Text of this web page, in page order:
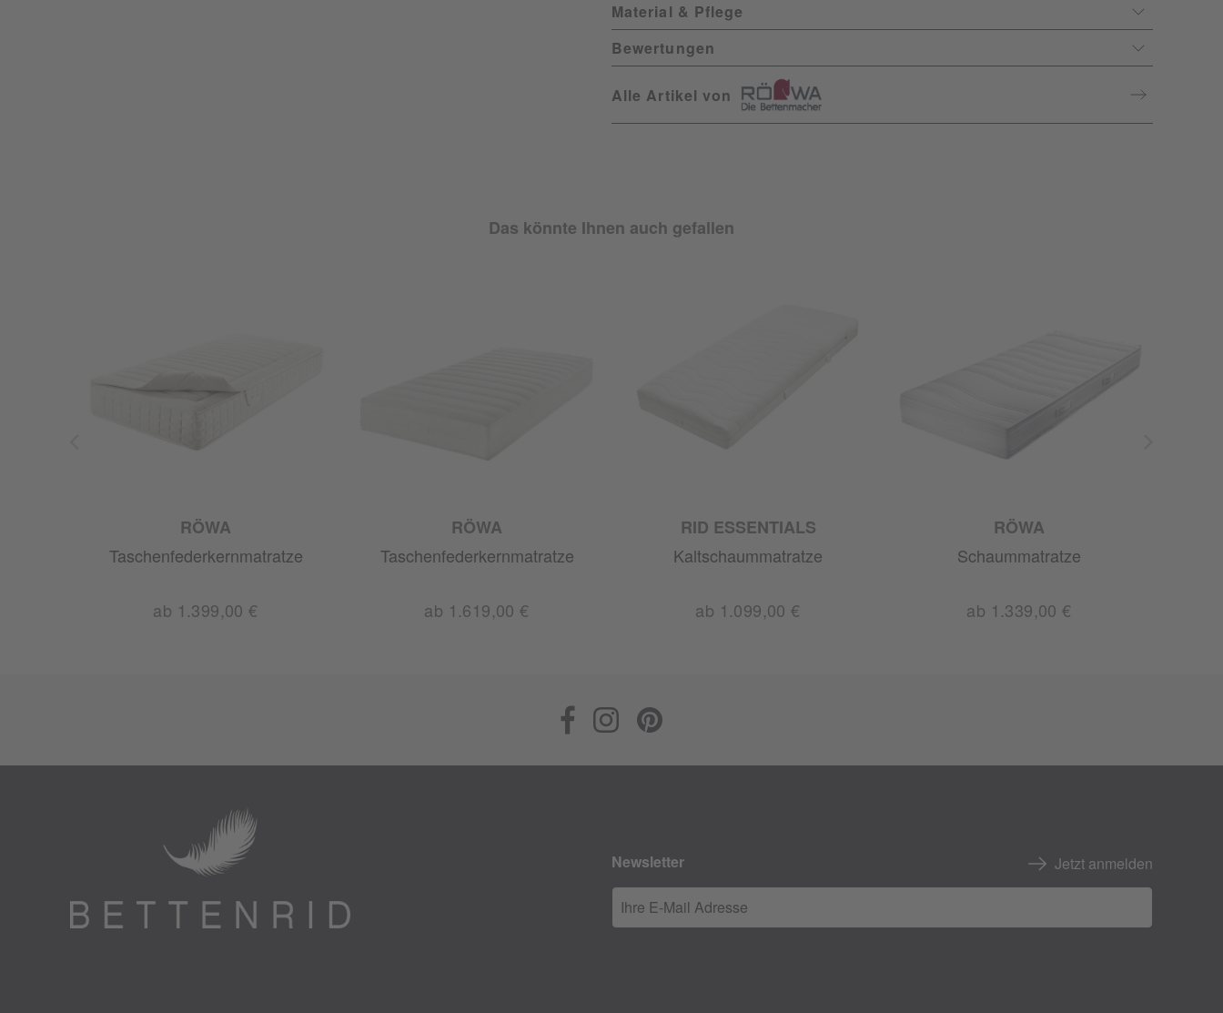
Material & Pflege
Bewertungen
Alle Artikel von
Das könnte Ihnen auch gefallen
RÖWA
Taschenfederkernmatratze
ab 1.399,00 €
RÖWA
Taschenfederkernmatratze
ab 1.619,00 €
RID ESSENTIALS
Kaltschaummatratze
ab 1.099,00 €
RÖWA
Schaummatratze
ab 1.339,00 €
Newsletter Jetzt anmelden
Ihre E-Mail Adresse